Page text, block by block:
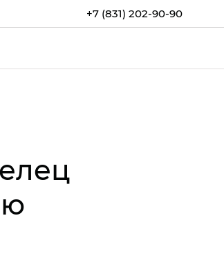
+7 (831) 202-90-90